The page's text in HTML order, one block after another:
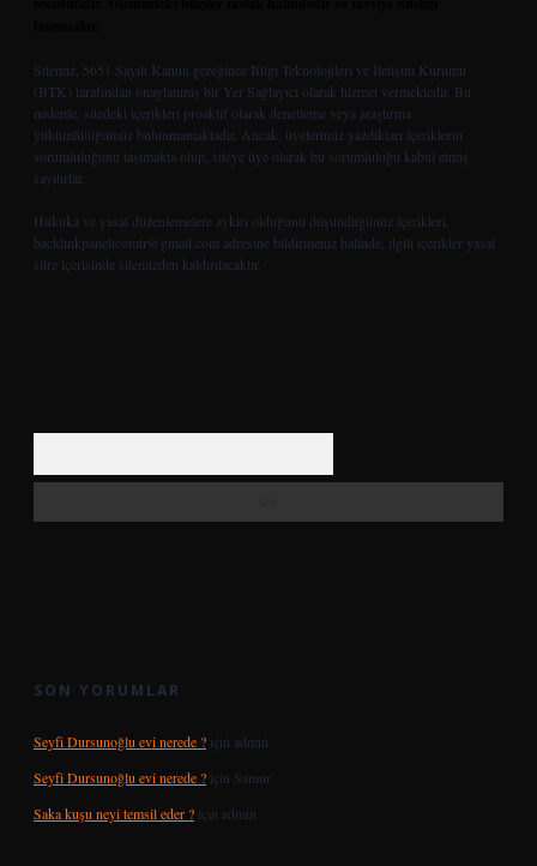
Sitemiz, 5651 Sayılı Kanun gereğince Bilgi Teknolojileri ve İletişim Kurumu
(BTK) tarafından onaylanmış bir Yer Sağlayıcı olarak hizmet vermektedir. Bu
nedenle, sitedeki içerikleri proaktif olarak denetleme veya araştırma
yükümlülüğümüz bulunmamaktadır. Ancak, üyelerimiz yazdıkları içeriklerin
sorumluluğunu taşımakta olup, siteye üye olarak bu sorumluluğu kabul etmiş
sayılırlar.
Hukuka ve yasal düzenlemelere aykırı olduğunu düşündüğünüz içerikleri,
backlinkpanelicomtr@gmail.com adresine bildirmeniz halinde, ilgili içerikler yasal
süre içerisinde sitemizden kaldırılacaktır.
SON YORUMLAR
Seyfi Dursunoğlu evi nerede ? için admin
Seyfi Dursunoğlu evi nerede ? için Samur
Saka kuşu neyi temsil eder ? için admin